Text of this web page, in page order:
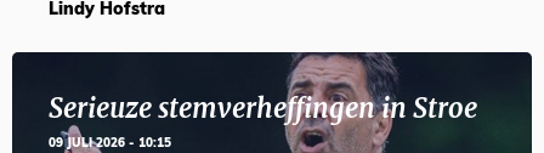
Lindy Hofstra
Serieuze stemverheffingen in Stroe
09 JULI 2026 - 10:15